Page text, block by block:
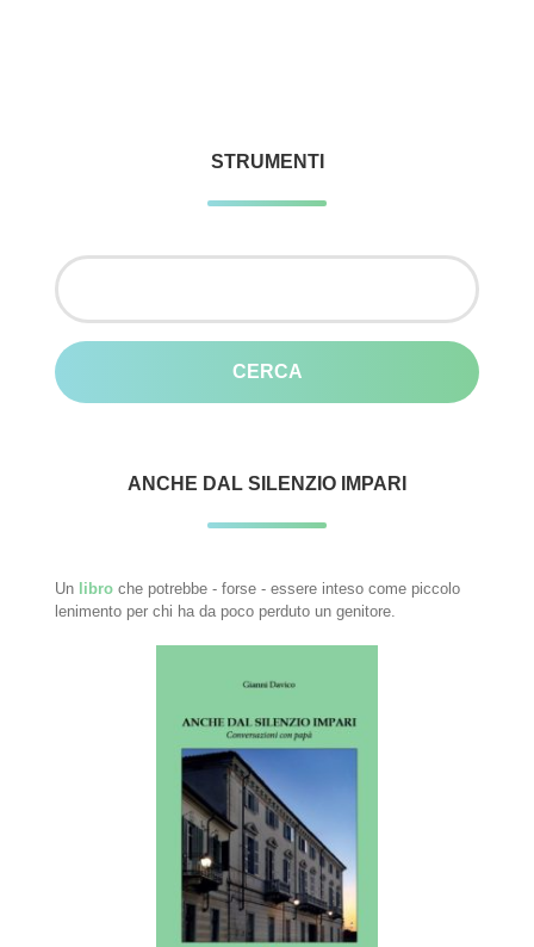
STRUMENTI
Ricerca
ANCHE DAL SILENZIO IMPARI
Un libro che potrebbe - forse - essere inteso come piccolo
lenimento per chi ha da poco perduto un genitore.